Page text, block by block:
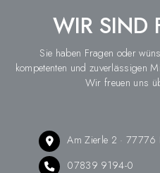
WIR SIND
Sie haben Fragen oder
kompetenten und zuverlässigen
Wir freuen uns
Am Zierle 2 · 77776
07839 9194-0